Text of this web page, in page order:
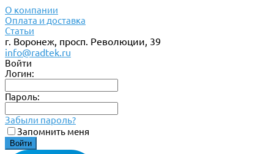
О компании
Оплата и доставка
Статьи
г. Воронеж, просп. Революции, 39
info@radtek.ru
Войти
Логин:
Пароль:
Забыли пароль?
Запомнить меня